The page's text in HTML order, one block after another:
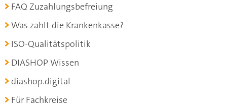
FAQ Zuzahlungsbefreiung
Was zahlt die Krankenkasse?
ISO-Qualitätspolitik
DIASHOP Wissen
diashop.digital
Für Fachkreise